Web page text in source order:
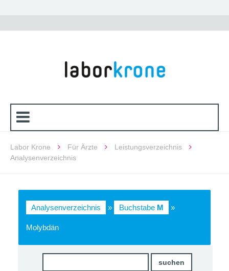
Labor Krone Für Ärzte
Leistungsverzeichnis
Analysenverzeichnis
Analysenverzeichnis » Buchstabe M »
Molybdän